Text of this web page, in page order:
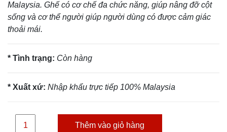
Malaysia. Ghế có cơ chế đa chức năng, giúp nâng đỡ cột
sống và cơ thể người giúp người dùng có được cảm giác
thoải mái.
* Tình trạng: Còn hàng
* Xuất xứ: Nhập khẩu trực tiếp 100% Malaysia
Thêm vào giỏ hàng